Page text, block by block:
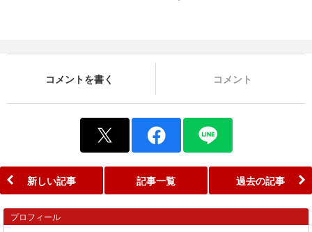
コメントを書く コメント
新しい記事 記事一覧 過去の記事
プロフィール